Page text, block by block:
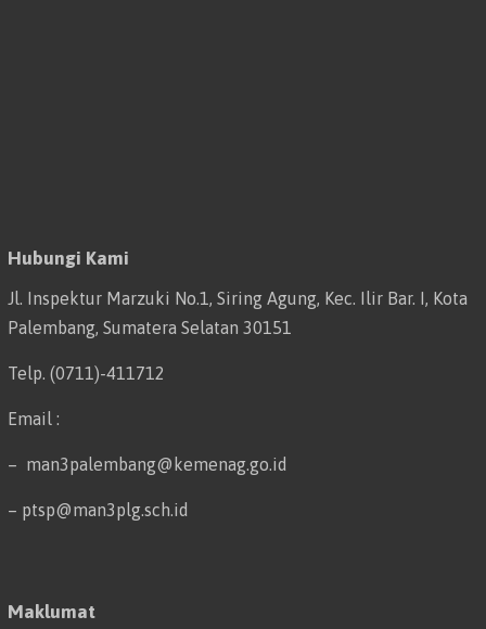
Hubungi Kami
Jl. Inspektur Marzuki No.1, Siring Agung, Kec. Ilir Bar. I, Kota
Palembang, Sumatera Selatan 30151
Telp. (0711)-411712
Email :
– man3palembang@kemenag.go.id
– ptsp@man3plg.sch.id
Maklumat